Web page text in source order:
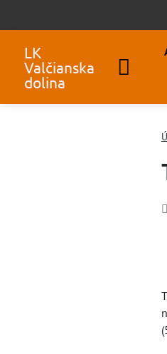
LK
Valčianska
dolina